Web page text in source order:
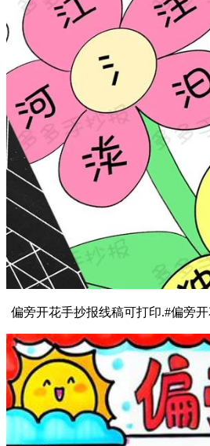
偏旁开花手抄报线稿可打印.#偏旁